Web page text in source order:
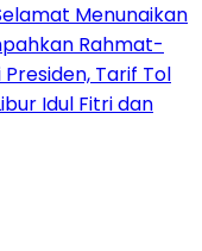
Menunaikan
Rahmat-
Tarif Tol
Idul Fitri dan